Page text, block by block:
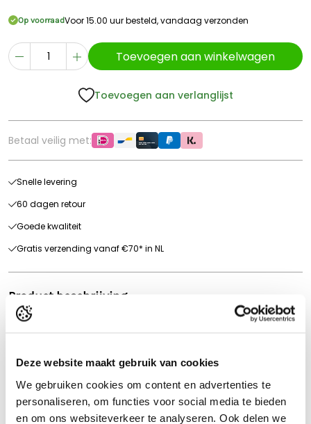
Deze website maakt gebruik van cookies
We gebruiken cookies om content en advertenties te
personaliseren, om functies voor social media te bieden
en om ons websiteverkeer te analyseren. Ook delen we
Op voorraadVoor 15.00 uur besteld, vandaag verzonden
Toevoegen aan winkelwagen
Toevoegen aan verlanglijst
Betaal veilig met:
Snelle levering
60 dagen retour
Goede kwaliteit
Gratis verzending vanaf €70* in NL
Product beschrijving
Bruder hooibalen
duurzaam kunststof zijn de hooibalen van hoge kwaliteit. De
hooibalen zijn ideaal om te combineren met de John Deere
balenpers, maar ook aanhangers zijn leuk om de hooibalen
mee te combineren. Dit is een set van 4 hooibalen.